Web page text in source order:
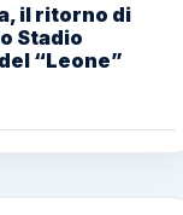
il ritorno di
Stadio
“Leone”